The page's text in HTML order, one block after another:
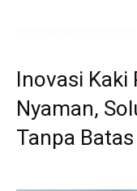
Inovasi Kaki
Nyaman,
Tanpa Batas